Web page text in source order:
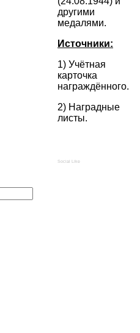
другими
медалями.
Источники:
1) Учётная
карточка
награждённого.
2) Наградные
листы.
Social Like